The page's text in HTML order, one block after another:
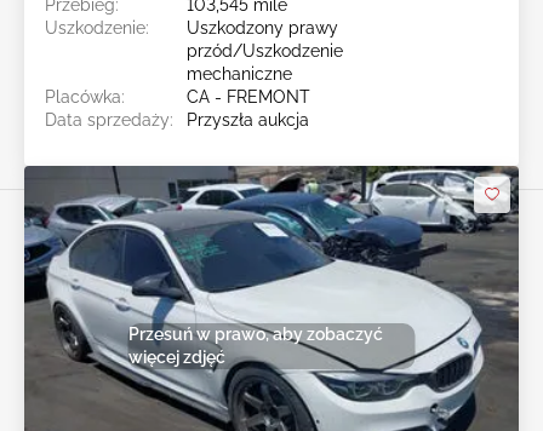
Przebieg:
103,545 mile
Uszkodzenie:
Uszkodzony prawy
przód/Uszkodzenie
mechaniczne
Placówka:
CA - FREMONT
Data sprzedaży:
Przyszła aukcja
Przesuń w prawo, aby zobaczyć
więcej zdjęć